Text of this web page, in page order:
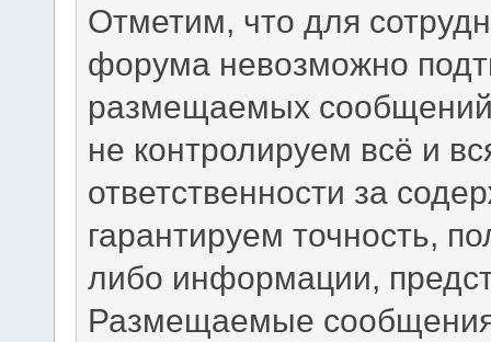
Отметим, что для
форума невозможно
размещаемых
не контролируем всё и
ответственности за
гарантируем точность,
либо информации,
Размещаемые